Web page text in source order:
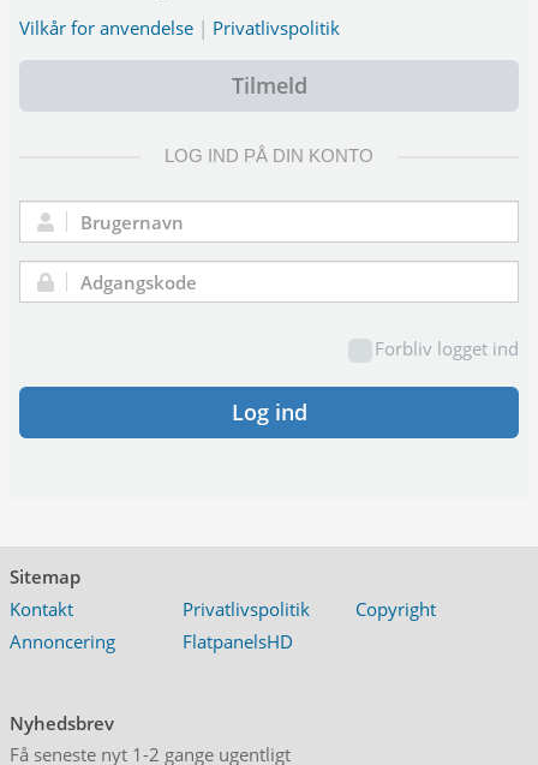
Vilkår for anvendelse | Privatlivspolitik
Tilmeld
LOG IND PÅ DIN KONTO
Brugernavn:
Adgangskode:
Forbliv logget ind
Log ind
Sitemap
Kontakt
Privatlivspolitik
Copyright
Annoncering
FlatpanelsHD
Nyhedsbrev
Få seneste nyt 1-2 gange ugentligt